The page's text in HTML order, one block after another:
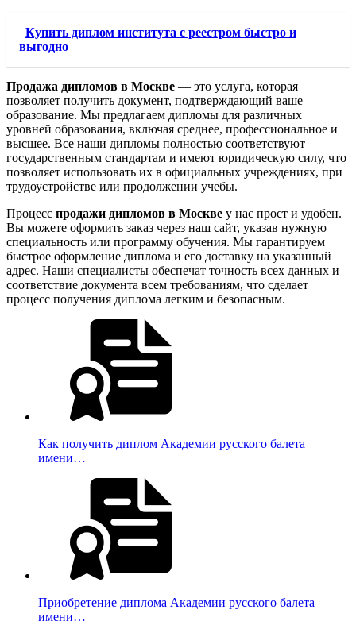
Купить диплом института с реестром быстро и
выгодно
Продажа дипломов в Москве — это услуга, которая
позволяет получить документ, подтверждающий ваше
образование. Мы предлагаем дипломы для различных
уровней образования, включая среднее, профессиональное и
высшее. Все наши дипломы полностью соответствуют
государственным стандартам и имеют юридическую силу, что
позволяет использовать их в официальных учреждениях, при
трудоустройстве или продолжении учебы.
Процесс продажи дипломов в Москве у нас прост и удобен.
Вы можете оформить заказ через наш сайт, указав нужную
специальность или программу обучения. Мы гарантируем
быстрое оформление диплома и его доставку на указанный
адрес. Наши специалисты обеспечат точность всех данных и
соответствие документа всем требованиям, что сделает
процесс получения диплома легким и безопасным.
Как получить диплом Академии русского балета
имени…
Приобретение диплома Академии русского балета
имени…